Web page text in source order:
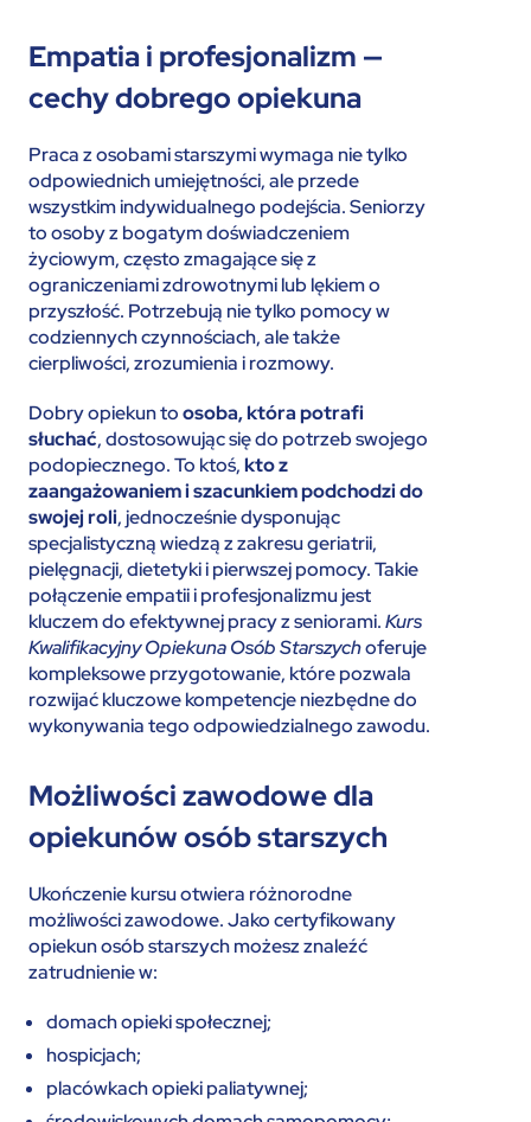
Empatia i profesjonalizm —
cechy dobrego opiekuna
Praca z osobami starszymi wymaga nie tylko
odpowiednich umiejętności, ale przede
wszystkim indywidualnego podejścia. Seniorzy
to osoby z bogatym doświadczeniem
życiowym, często zmagające się z
ograniczeniami zdrowotnymi lub lękiem o
przyszłość. Potrzebują nie tylko pomocy w
codziennych czynnościach, ale także
cierpliwości, zrozumienia i rozmowy.
Dobry opiekun toosoba, która potrafi
słuchać, dostosowując się do potrzeb swojego
podopiecznego. To ktoś,kto z
zaangażowaniem i szacunkiem podchodzi do
swojej roli, jednocześnie dysponując
specjalistyczną wiedzą z zakresu geriatrii,
pielęgnacji, dietetyki i pierwszej pomocy. Takie
połączenie empatii i profesjonalizmu jest
kluczem do efektywnej pracy z seniorami.Kurs
Kwalifikacyjny Opiekuna Osób Starszychoferuje
kompleksowe przygotowanie, które pozwala
rozwijać kluczowe kompetencje niezbędne do
wykonywania tego odpowiedzialnego zawodu.
Możliwości zawodowe dla
opiekunów osób starszych
Ukończenie kursu otwiera różnorodne
możliwości zawodowe. Jako certyfikowany
opiekun osób starszych możesz znaleźć
zatrudnienie w:
domach opieki społecznej;
hospicjach;
placówkach opieki paliatywnej;